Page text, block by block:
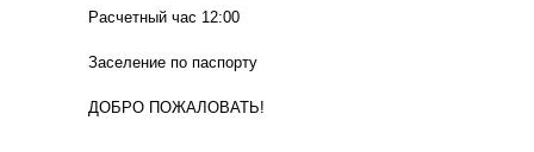
Расчетный час 12:00
Заселение по паспорту
ДОБРО ПОЖАЛОВАТЬ!